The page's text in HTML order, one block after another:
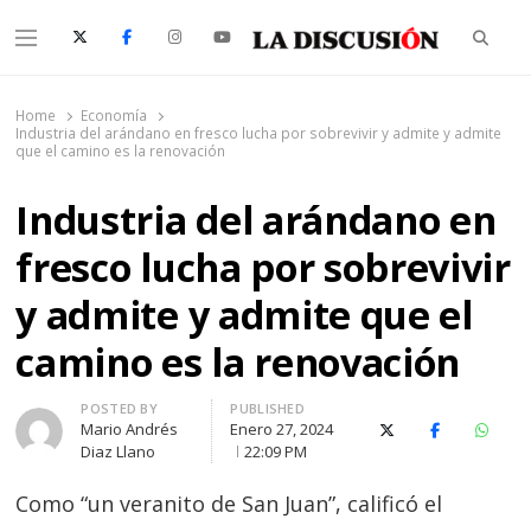
Menu
Home
Economía
Industria del arándano en fresco lucha por sobrevivir y admite y admite
que el camino es la renovación
Industria del arándano en
fresco lucha por sobrevivir
y admite y admite que el
camino es la renovación
Author
POSTED BY
Mario Andrés
Diaz Llano
PUBLISHED
Enero 27, 2024
22:09 PM
X (Twitter)Facebook
Como “un veranito de San Juan”, calificó el